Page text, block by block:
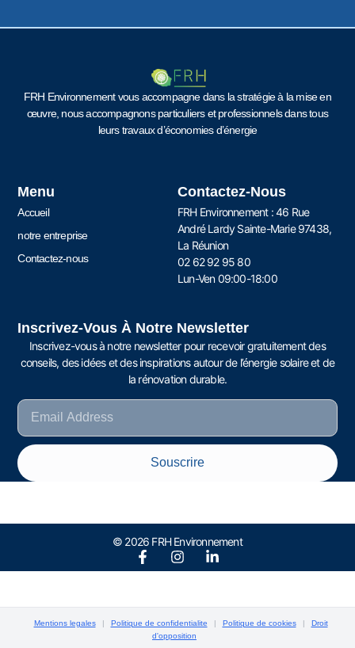
FRH Environnement vous accompagne dans la stratégie à la mise en
œuvre, nous accompagnons particuliers et professionnels dans tous
leurs travaux d’économies d’énergie
Menu
Accueil
notre entreprise
Contactez-nous
Contactez-Nous
FRH Environnement : 46 Rue
André Lardy Sainte-Marie 97438,
La Réunion
02 62 92 95 80
Lun-Ven 09:00-18:00
Inscrivez-Vous À Notre Newsletter
Inscrivez-vous à notre newsletter pour recevoir gratuitement des
conseils, des idées et des inspirations autour de l’énergie solaire et de
la rénovation durable.
Souscrire
© 2026 FRH Environnement
Mentions legales | Politique de confidentialite | Politique de cookies |
Droit
d'opposition